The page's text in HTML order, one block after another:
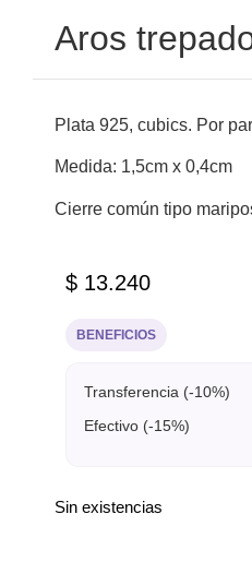
Aros
Plata 925, cubics. Por
Medida: 1,5cm x 0,4cm
Cierre común tipo
$ 13.240
BENEFICIOS
Transferencia (-10%)
Efectivo (-15%)
Sin existencias